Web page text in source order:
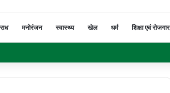
मनोरंजन स्वास्थ्य खेल धर्म शिक्षा एवं रोजगार